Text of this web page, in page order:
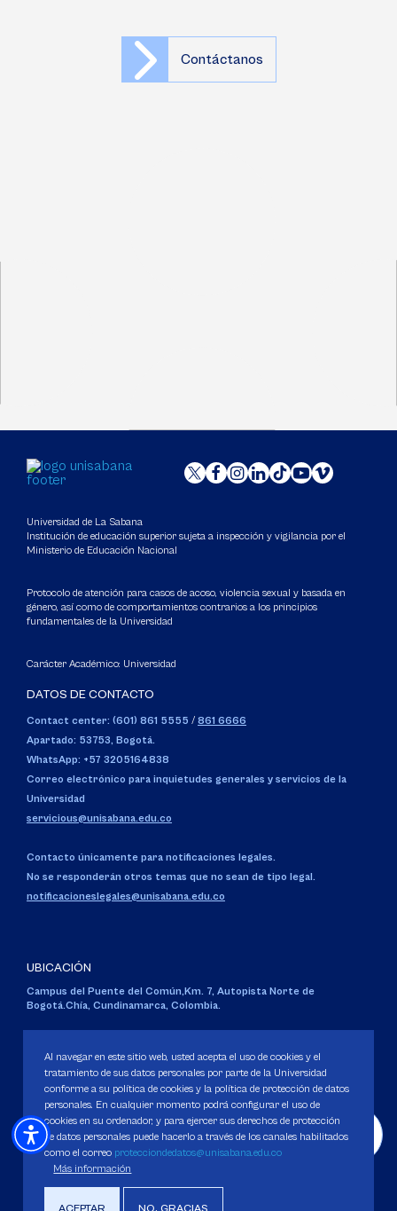
Contáctanos
Universidad de La Sabana
Institución de educación superior sujeta a inspección y vigilancia por el
Ministerio de Educación Nacional
Protocolo de atención para casos de acoso, violencia sexual y basada en
género, así como de comportamientos contrarios a los principios
fundamentales de la Universidad
Carácter Académico: Universidad
DATOS DE CONTACTO
Contact center: (601) 861 5555 / 861 6666
Apartado: 53753, Bogotá.
WhatsApp: +57 3205164838
Correo electrónico para inquietudes generales y servicios de la
Universidad
servicious@unisabana.edu.co
Contacto únicamente para notificaciones legales.
No se responderán otros temas que no sean de tipo legal.
notificacioneslegales@unisabana.edu.co
UBICACIÓN
Campus del Puente del Común,Km. 7, Autopista Norte de
Bogotá.Chía, Cundinamarca, Colombia.
Personería Jurídica:Resolución 130 del 14 de enero de 1980.
Ministerio de Educación Nacional.
Política de Protección de datos
Derechos Pecuniarios
Al navegar en este sitio web, usted acepta el uso de cookies y el
tratamiento de sus datos personales por parte de la Universidad
conforme a su política de cookies y la política de protección de datos
personales. En cualquier momento podrá configurar el uso de
cookies en su ordenador, y para ejercer sus derechos de protección
de datos personales puede hacerlo a través de los canales habilitados
como el correo protecciondedatos@unisabana.edu.co
Más información